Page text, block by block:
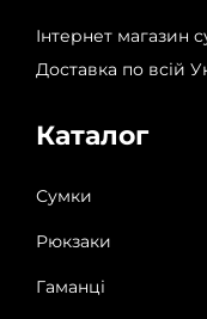
Інтернет магазин
Доставка по всій
Каталог
Сумки
Рюкзаки
Гаманці